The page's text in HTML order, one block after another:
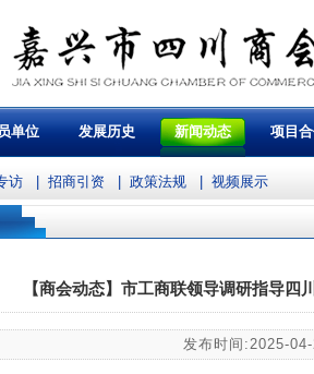
单位 发展历史 新闻动态 项目
访 招商引资 政策法规 视频展示
【商会动态】市工商联领导调研指导
发布时间:2025-